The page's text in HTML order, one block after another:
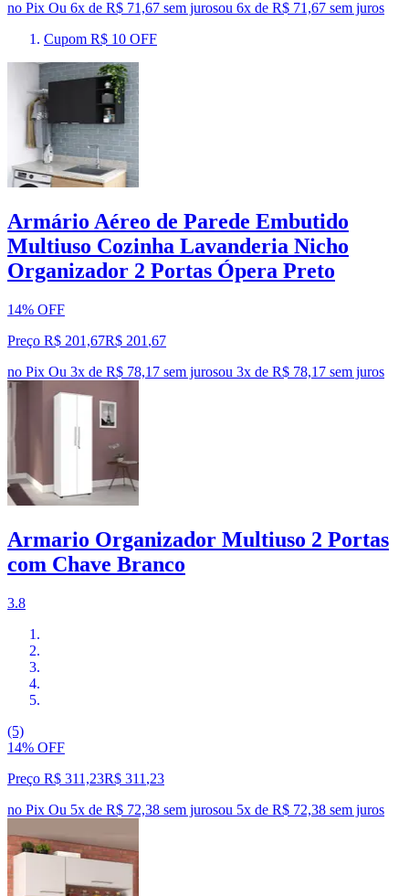
no Pix Ou 6x de R$ 71,67 sem jurosou 6x de R$ 71,67 sem juros
Cupom R$ 10 OFF
Armário Aéreo de Parede Embutido
Multiuso Cozinha Lavanderia Nicho
Organizador 2 Portas Ópera Preto
14% OFF
Preço R$ 201,67R$ 201 ,67
no Pix Ou 3x de R$ 78,17 sem jurosou 3x de R$ 78,17 sem juros
Armario Organizador Multiuso 2 Portas
com Chave Branco
3.8
(5)
14% OFF
Preço R$ 311,23R$ 311 ,23
no Pix Ou 5x de R$ 72,38 sem jurosou 5x de R$ 72,38 sem juros